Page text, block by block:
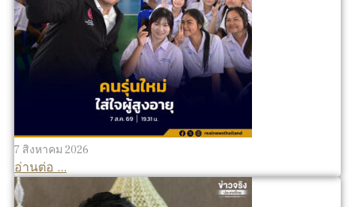
7 สิงหาคม 2026
อ่านต่อ ...